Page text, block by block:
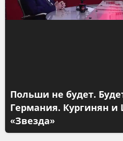
Польши не будет.
Германия. Кургинян
«Звезда»